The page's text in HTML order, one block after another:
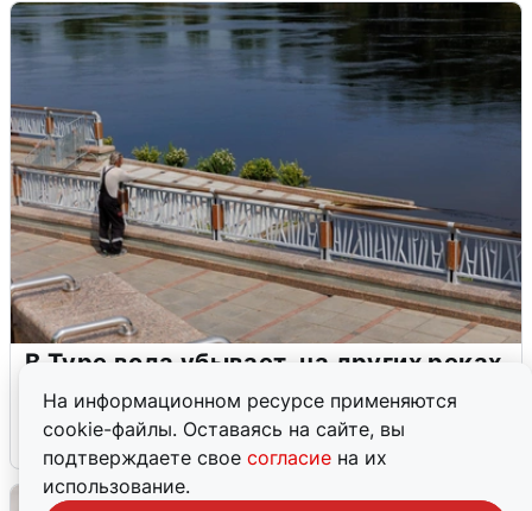
На информационном ресурсе применяются
cookie-файлы. Оставаясь на сайте, вы
подтверждаете свое согласие на их
использование.
В Туре вода убывает, на других реках
области прибывает
4 августа 0